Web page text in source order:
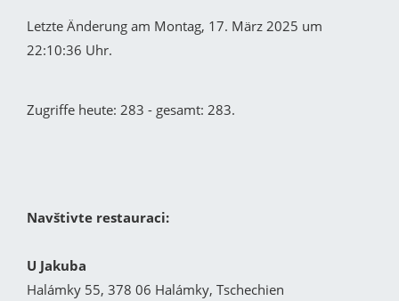
Letzte Änderung am Montag, 17. März 2025 um
22:10:36 Uhr.
Zugriffe heute: 283 - gesamt: 283.
Navštivte restauraci:
U Jakuba
Halámky 55, 378 06 Halámky, Tschechien